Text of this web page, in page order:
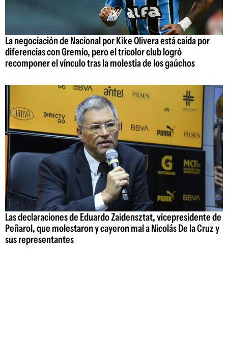
La negociación de Nacional por Kike Olivera está caída por
diferencias con Gremio, pero el tricolor club logró
recomponer el vínculo tras la molestia de los gaúchos
Las declaraciones de Eduardo Zaidensztat, vicepresidente de
Peñarol, que molestaron y cayeron mal a Nicolás De la Cruz y
sus representantes